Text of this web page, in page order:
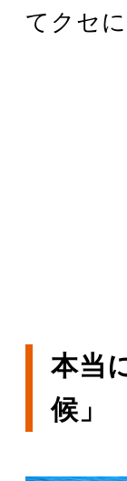
てクセ
本当
候」